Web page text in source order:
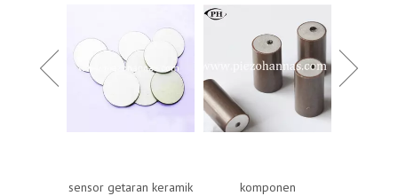
sensor getaran keramik
komponen
keramik